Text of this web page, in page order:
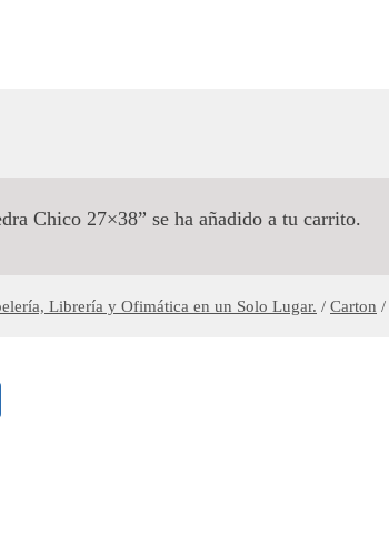
Chico 27×38” se ha añadido a tu carrito.
Librería y Ofimática en un Solo Lugar. / Carton /